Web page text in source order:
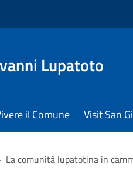
Lupatoto
il Comune Visit San
La comunità lupatotina in